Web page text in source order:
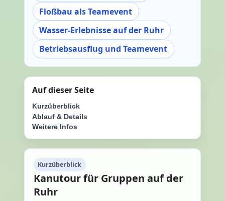
Kurzüberblick
Kanutour für Gruppen auf der
Ruhr
Floßbau als Teamevent
Wasser-Erlebnisse auf der Ruhr
Betriebsausflug und Teamevent
Auf dieser Seite
Kurzüberblick
Ablauf & Details
Weitere Infos